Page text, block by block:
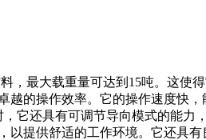
，最大载重量可达到15吨。这使
的操作效率。它的操作速度快
它还具有可调节导向模式的能力
提供舒适的工作环境。它还具